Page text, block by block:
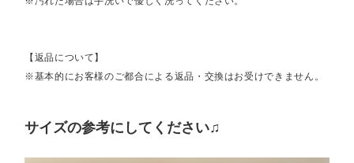
【返品について】
※基本的にお客様のご都合による返品・交換はお受けできません。
サイズの参考にしてください♫